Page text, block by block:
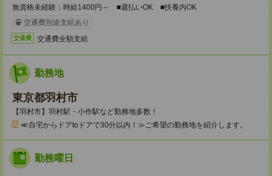
無資格未経験：時給1400円～ ■週払いOK ■扶養内OK
交通費別途支給あり
交通費 交通費全額支給
勤務地
東京都羽村市
【羽村市】羽村駅・小作駅など勤務地多数！
≪自宅からドアtoドアで30分以内！≫ご希望の勤務地を紹介します。
勤務曜日